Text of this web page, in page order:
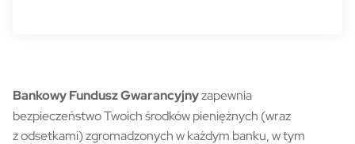
Słownik pojęć
Bankowy Fundusz Gwarancyjnyzapewnia
bezpieczeństwo Twoich środków pieniężnych (wraz
z odsetkami) zgromadzonych w każdym banku, w tym